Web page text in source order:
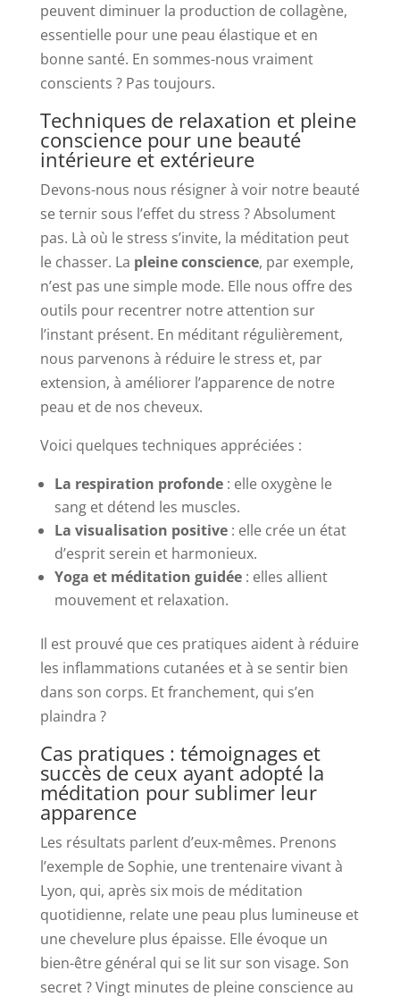
peuvent diminuer la production de collagène,
essentielle pour une peau élastique et en
bonne santé. En sommes-nous vraiment
conscients ? Pas toujours.
Techniques de relaxation et pleine
conscience pour une beauté
intérieure et extérieure
Devons-nous nous résigner à voir notre beauté
se ternir sous l’effet du stress ? Absolument
pas. Là où le stress s’invite, la méditation peut
le chasser. La pleine conscience, par exemple,
n’est pas une simple mode. Elle nous offre des
outils pour recentrer notre attention sur
l’instant présent. En méditant régulièrement,
nous parvenons à réduire le stress et, par
extension, à améliorer l’apparence de notre
peau et de nos cheveux.
Voici quelques techniques appréciées :
La respiration profonde: elle oxygène le
sang et détend les muscles.
La visualisation positive: elle crée un état
d’esprit serein et harmonieux.
Yoga et méditation guidée: elles allient
mouvement et relaxation.
Il est prouvé que ces pratiques aident à réduire
les inflammations cutanées et à se sentir bien
dans son corps. Et franchement, qui s’en
plaindra ?
Cas pratiques : témoignages et
succès de ceux ayant adopté la
méditation pour sublimer leur
apparence
Les résultats parlent d’eux-mêmes. Prenons
l’exemple de Sophie, une trentenaire vivant à
Lyon, qui, après six mois de méditation
quotidienne, relate une peau plus lumineuse et
une chevelure plus épaisse. Elle évoque un
bien-être général qui se lit sur son visage. Son
secret ? Vingt minutes de pleine conscience au